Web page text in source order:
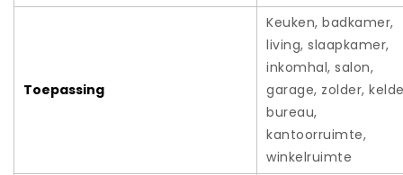
Toepassing
Keuken, badkamer,
living, slaapkamer,
inkomhal, salon,
garage, zolder,
bureau,
kantoorruimte,
winkelruimte